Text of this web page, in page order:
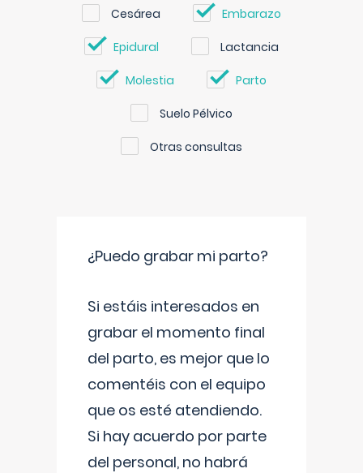
Cesárea Embarazo
Epidural Lactancia
Molestia Parto
Suelo Pélvico
Otras consultas
¿Puedo grabar mi parto?
Si estáis interesados en
grabar el momento final
del parto, es mejor que lo
comentéis con el equipo
que os esté atendiendo.
Si hay acuerdo por parte
del personal, no habrá